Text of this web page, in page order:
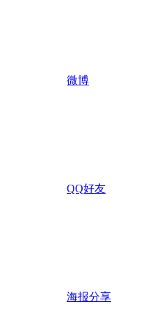
微博
QQ好友
海报分享